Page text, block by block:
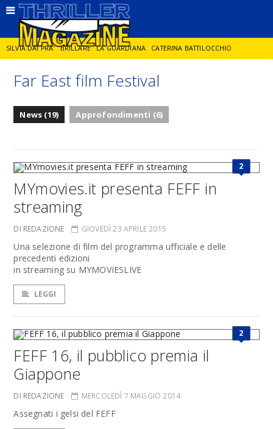
SILVIA DAI PRA' BRILLARE LA GUARDIANA CATERINA BATTILOCCHIO
JORGE DIAZ LA SPIA DELITTO IN CORNICE GIANCARLO DE CATALDO
Far East film Festival
News (19) Approfondimenti (6)
2
MYmovies.it presenta FEFF in
streaming
DI REDAZIONE GIOVEDÌ 23 APRILE 2015
Una selezione di film del programma ufficiale e delle
precedenti edizioni
in streaming su MYMOVIESLIVE
LEGGI
2
FEFF 16, il pubblico premia il
Giappone
DI REDAZIONE MERCOLEDÌ 7 MAGGIO 2014
Assegnati i gelsi del FEFF